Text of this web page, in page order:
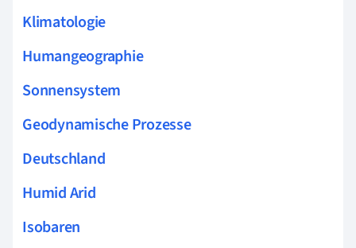
Klimatologie
Humangeographie
Sonnensystem
Geodynamische Prozesse
Deutschland
Humid Arid
Isobaren